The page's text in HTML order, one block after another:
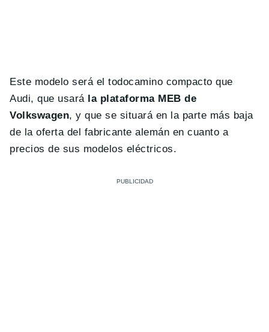
Este modelo será el todocamino compacto que
Audi, que usarála plataforma MEB de
Volkswagen, y que se situará en la parte más baja
de la oferta del fabricante alemán en cuanto a
precios de sus modelos eléctricos.